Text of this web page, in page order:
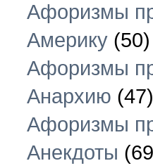
Афоризмы
Америку (50)
Афоризмы
Анархию (47)
Афоризмы
Анекдоты